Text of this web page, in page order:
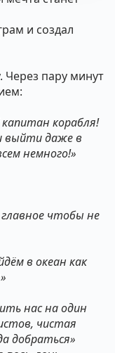
и создал
пару минут
корабля!
выйти даже в
немного!»
чтобы не
в океан как
»
нас на один
чистая
добраться»